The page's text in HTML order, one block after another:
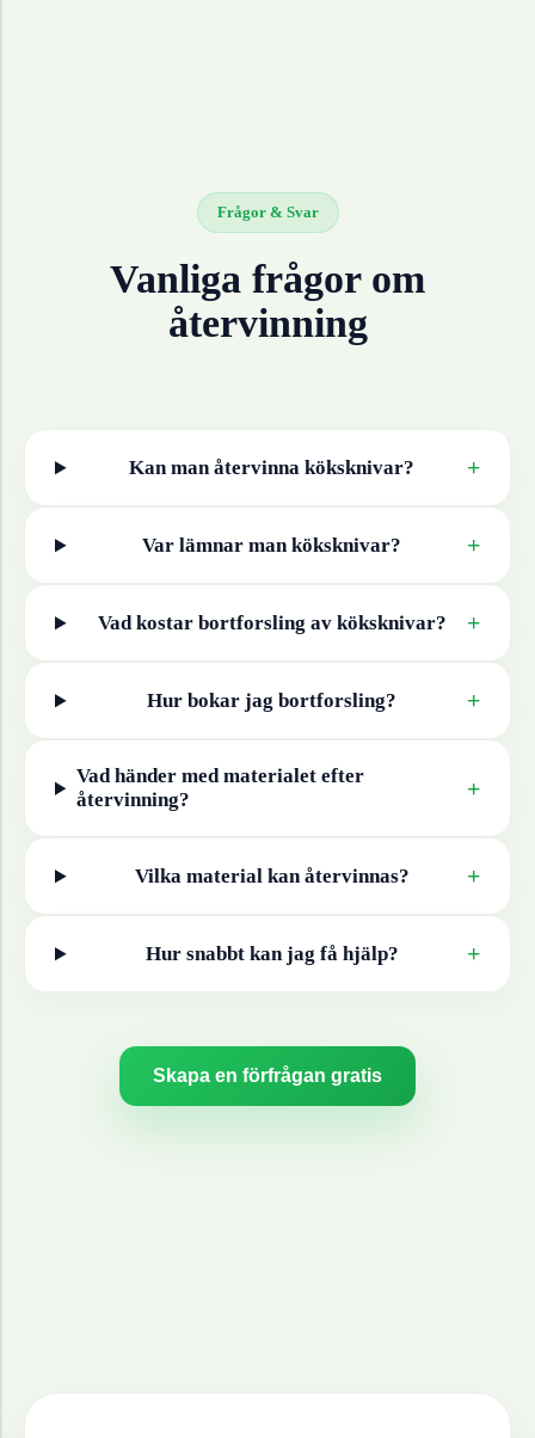
Frågor & Svar
Vanliga frågor om
återvinning
Kan man återvinna köksknivar? +
Var lämnar man köksknivar? +
Vad kostar bortforsling av köksknivar? +
Hur bokar jag bortforsling? +
Vad händer med materialet efter
återvinning?
+
Vilka material kan återvinnas? +
Hur snabbt kan jag få hjälp? +
Skapa en förfrågan gratis